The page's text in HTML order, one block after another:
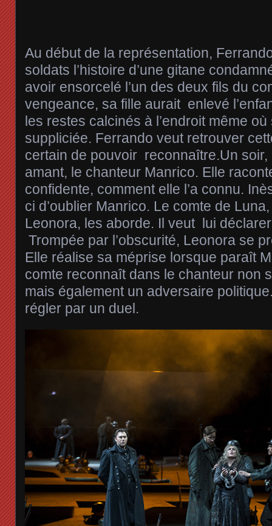
Au début de la représentation,
soldats l’histoire d’une gitane
avoir ensorcelé l’un des deux fils du
vengeance, sa fille aurait enlevé
les restes calcinés à l’endroit même
suppliciée. Ferrando veut retrouver
certain de pouvoir reconnaître.Un
amant, le chanteur Manrico. Elle
confidente, comment elle l’a connu.
ci d’oublier Manrico. Le comte de
Leonora, les aborde. Il veut lui
Trompée par l’obscurité, Leonora se
Elle réalise sa méprise lorsque paraît
comte reconnaît dans le chanteur non
mais également un adversaire
régler par un duel.